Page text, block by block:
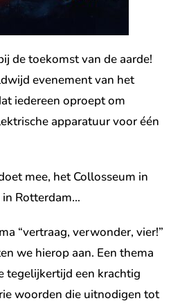
de toekomst van de aarde!
evenement van het
iedereen oproept om
apparatuur voor één
mee, het Collosseum in
in Rotterdam…
“vertraag, verwonder, vier!”
we hierop aan. Een thema
tegelijkertijd een krachtig
woorden die uitnodigen tot